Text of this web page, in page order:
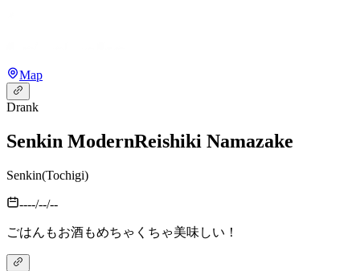
Map
Drank
Senkin ModernReishiki Namazake
Senkin(Tochigi)
----/--/--
ごはんもお酒もめちゃくちゃ美味しい！